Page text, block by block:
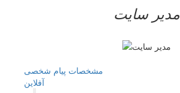
مدیر سایت
مشخصات پیام شخصی
آفلاين